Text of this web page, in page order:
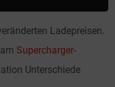
Ladepreisen.
Supercharger-
Unterschiede